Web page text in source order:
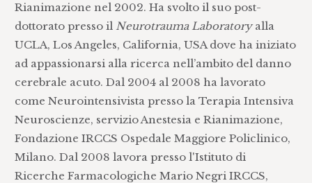
Rianimazione nel 2002. Ha svolto il suo post-
dottorato presso il Neurotrauma Laboratoryalla
UCLA, Los Angeles, California, USA dove ha iniziato
ad appassionarsi alla ricerca nell’ambito del danno
cerebrale acuto. Dal 2004 al 2008 ha lavorato
come Neurointensivista presso la Terapia Intensiva
Neuroscienze, servizio Anestesia e Rianimazione,
Fondazione IRCCS Ospedale Maggiore Policlinico,
Milano. Dal 2008 lavora presso l'Istituto di
Ricerche Farmacologiche Mario Negri IRCCS,